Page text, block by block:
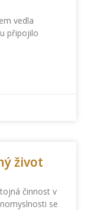
vedla
připojilo
život
činnost v
se